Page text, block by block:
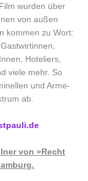
wurden über
von außen
kommen zu Wort:
Hoteliers,
viele mehr. So
und Arme-
ab.
von »Recht